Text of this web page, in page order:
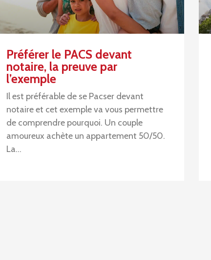
Préférer le PACS devant
notaire, la preuve par
l’exemple
Il est préférable de se Pacser devant
notaire et cet exemple va vous permettre
de comprendre pourquoi. Un couple
amoureux achète un appartement 50/50.
La…